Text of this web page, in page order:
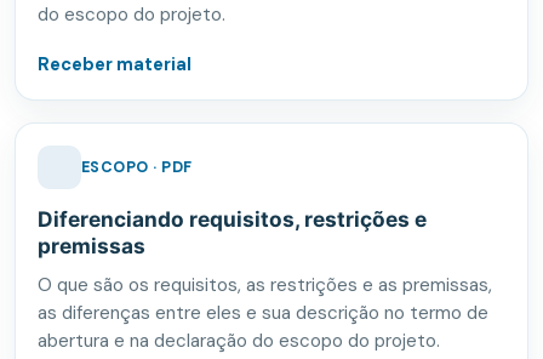
do escopo do projeto.
Receber material
ESCOPO · PDF
Diferenciando requisitos, restrições e
premissas
O que são os requisitos, as restrições e as premissas,
as diferenças entre eles e sua descrição no termo de
abertura e na declaração do escopo do projeto.